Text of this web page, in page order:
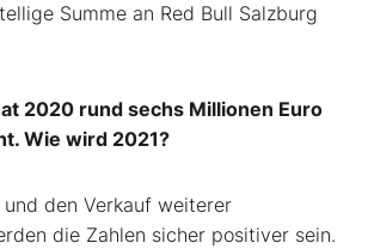
Summe an Red Bull Salzburg
2020 rund sechs Millionen Euro
Wie wird 2021?
und den Verkauf weiterer
die Zahlen sicher positiver sein.